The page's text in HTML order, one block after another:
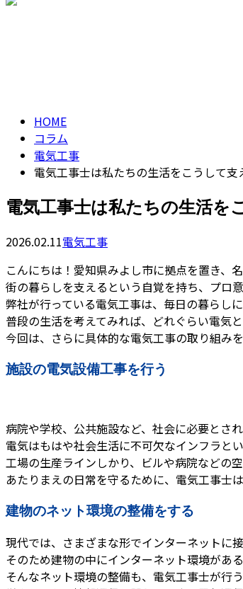
HOME
コラム
電気工事
電気工事士は私たちの生活をこうして支
電気工事士は私たちの生活を
2026.02.11電気工事
こんにちは！愛知県みよし市に拠点を置き、
街の暮らしを支えるという自覚を持ち、プロ
弊社が行っている電気工事は、毎日の暮らし
普段の生活を考えてみれば、どれぐらい電気
今回は、さらに具体的な電気工事の取り組み
施設の電気設備工事を行う
病院や学校、公共施設など、社会に必要とさ
電気はもはや社会生活に不可欠なインフラと
工場の生産ラインしかり、ビルや病院などの
あたりまえの日常を守るために、電気工事士
建物のネット環境の整備をする
現代では、さまざまな形でインターネットに
そのため建物の中にインターネット環境があ
そんなネット環境の整備も、電気工事士が行